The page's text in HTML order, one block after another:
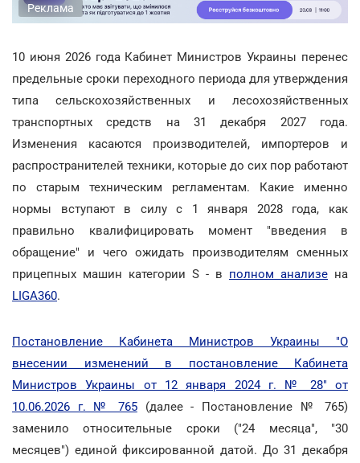
Реклама
10 июня 2026 года Кабинет Министров Украины перенес
предельные сроки переходного периода для утверждения
типа сельскохозяйственных и лесохозяйственных
транспортных средств на 31 декабря 2027 года.
Изменения касаются производителей, импортеров и
распространителей техники, которые до сих пор работают
по старым техническим регламентам. Какие именно
нормы вступают в силу с 1 января 2028 года, как
правильно квалифицировать момент "введения в
обращение" и чего ожидать производителям сменных
прицепных машин категории S - в полном анализе на
LIGA360.
Постановление Кабинета Министров Украины "О
внесении изменений в постановление Кабинета
Министров Украины от 12 января 2024 г. № 28" от
10.06.2026 г. № 765(далее - Постановление № 765)
заменило относительные сроки ("24 месяца", "30
месяцев") единой фиксированной датой. До 31 декабря